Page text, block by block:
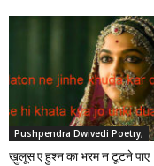
Pushpendra Dwivedi Poetry,
ख़ुलूस ए हुश्न का भरम न टूटने पाए